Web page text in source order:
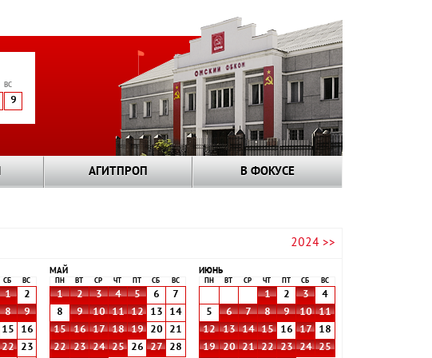
ВС
9
АГИТПРОП В ФОКУСЕ
2024 >>
СБ ВС
1
2
8
9
15
16
22
23
МАЙ
ПН ВТ СР ЧТ СБ ВС
1 2 3 4 5 6
7
8
9 10 11 12 13
14
15
16 17 18 19 20
21
22
23 24 25 26 27
28
ИЮНЬ
ПН ВТ СР ЧТ СБ ВС
1 2 3
4
5
6 7 8 9 10
11
12
13 14 15 16 17
18
19
20 21 22 23 24
25